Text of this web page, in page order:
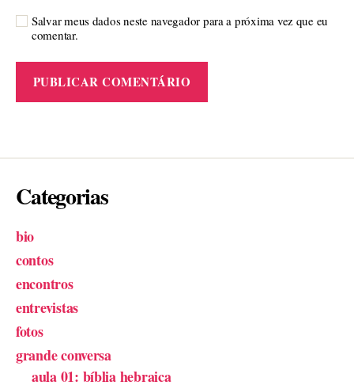
Salvar meus dados neste navegador para a próxima vez que eu
comentar.
Categorias
bio
contos
encontros
entrevistas
fotos
grande conversa
aula 01: bíblia hebraica